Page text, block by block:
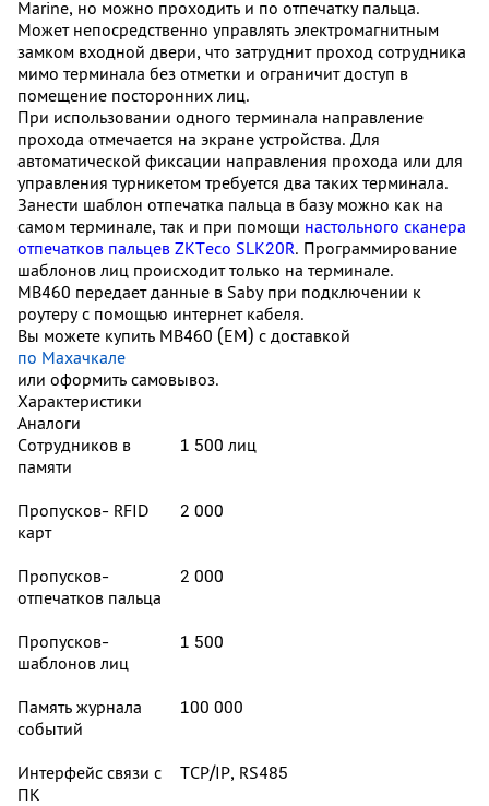
Marine, но можно проходить и по отпечатку пальца.
Может непосредственно управлять электромагнитным
замком входной двери, что затруднит проход сотрудника
мимо терминала без отметки и ограничит доступ в
помещение посторонних лиц.
При использовании одного терминала направление
прохода отмечается на экране устройства. Для
автоматической фиксации направления прохода или для
управления турникетом требуется два таких терминала.
Занести шаблон отпечатка пальца в базу можно как на
самом терминале, так и при помощи настольного сканера
отпечатков пальцев ZKTeco SLK20R. Программирование
шаблонов лиц происходит только на терминале.
MB460 передает данные в Saby при подключении к
роутеру с помощью интернет кабеля.
Вы можете купить MB460 (EM) с доставкой
по Махачкале
или оформить самовывоз.
Характеристики
Аналоги
Сотрудников в
памяти
1 500 лиц
Пропусков- RFID
карт
2 000
Пропусков-
отпечатков пальца
2 000
Пропусков-
шаблонов лиц
1 500
Память журнала
событий
100 000
Интерфейс связи с
ПК
TCP/IP, RS485